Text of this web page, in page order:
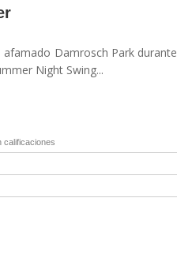
Damrosch Park durante
Night Swing...
calificaciones